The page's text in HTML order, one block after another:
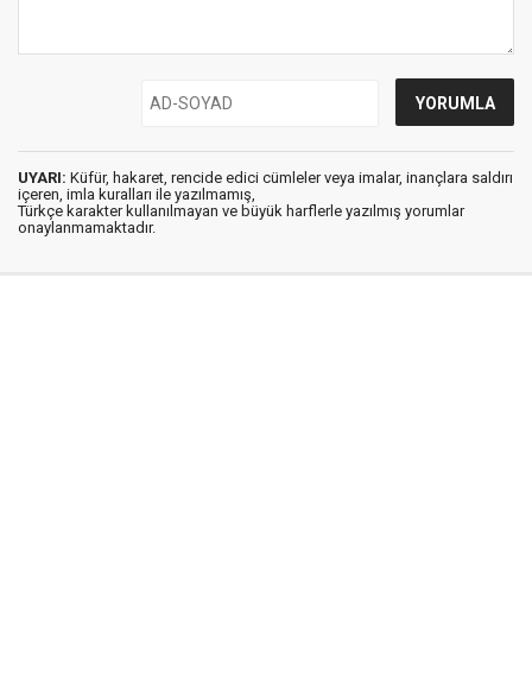
UYARI: Küfür, hakaret, rencide edici cümleler veya imalar, inançlara saldırı
içeren, imla kuralları ile yazılmamış,
Türkçe karakter kullanılmayan ve büyük harflerle yazılmış yorumlar
onaylanmamaktadır.